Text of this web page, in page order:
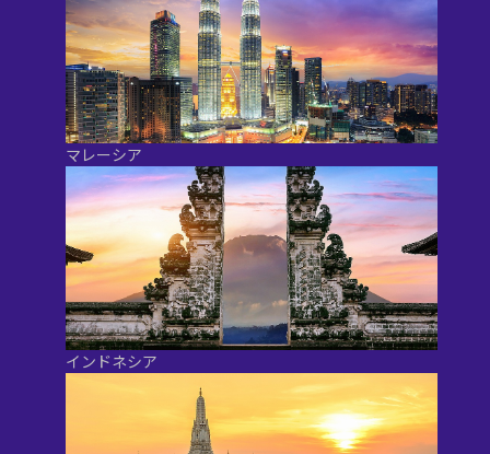
マレーシア
インドネシア